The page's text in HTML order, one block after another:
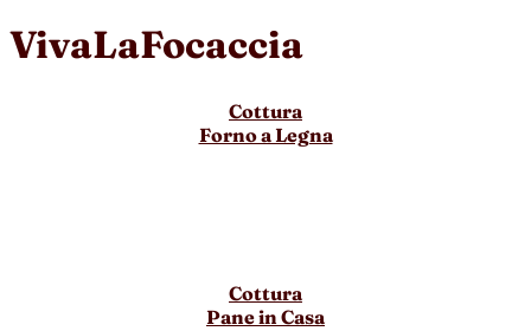
VivaLaFocaccia
Cottura
Forno a Legna
Cottura
Pane in Casa